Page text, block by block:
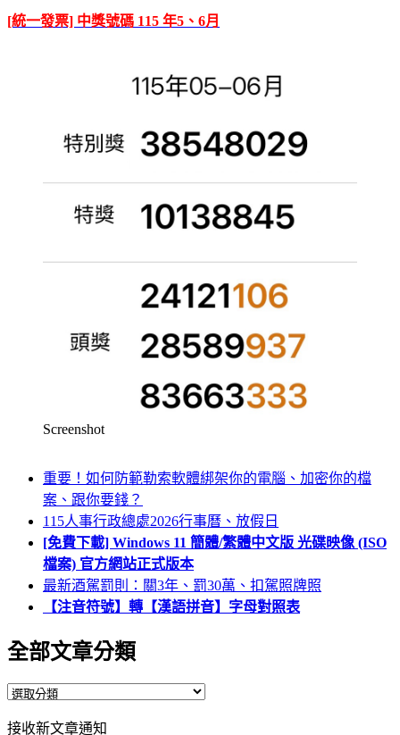
[統一發票] 中獎號碼 115 年5、6月
Screenshot
重要！如何防範勒索軟體綁架你的電腦、加密你的檔
案、跟你要錢？
115人事行政總處2026行事曆、放假日
[免費下載] Windows 11 簡體/繁體中文版 光碟映像 (ISO
檔案) 官方網站正式版本
最新酒駕罰則：關3年、罰30萬、扣駕照牌照
【注音符號】轉【漢語拼音】字母對照表
全部文章分類
全
接收新文章通知